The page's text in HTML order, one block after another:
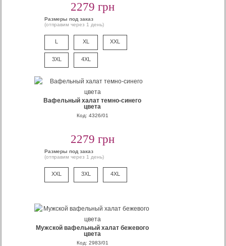
2279 грн
Размеры под заказ
(отправим через 1 день)
L XL XXL
3XL 4XL
Вафельный халат темно-синего
цвета
Код: 4326/01
2279 грн
Размеры под заказ
(отправим через 1 день)
XXL 3XL 4XL
Мужской вафельный халат бежевого
цвета
Код: 2983/01